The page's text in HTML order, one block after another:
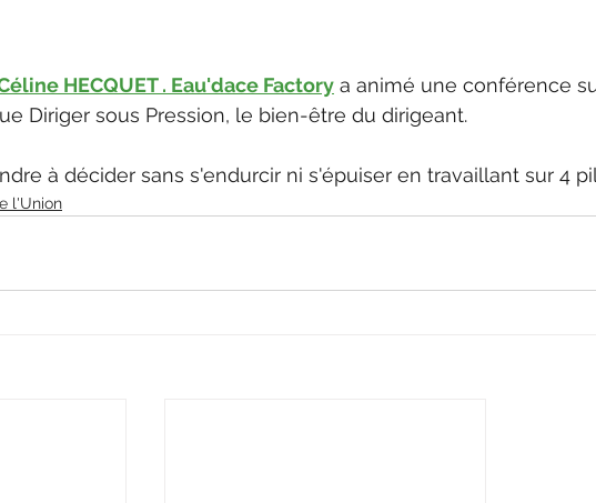
HECQUET . Eau'dace Factory a animé une conférence
Diriger sous Pression, le bien-être du dirigeant.
à décider sans s'endurcir ni s'épuiser en travaillant sur 4
l'Union